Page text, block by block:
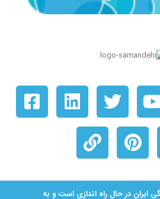
ایران در حال راه اندازی است و به